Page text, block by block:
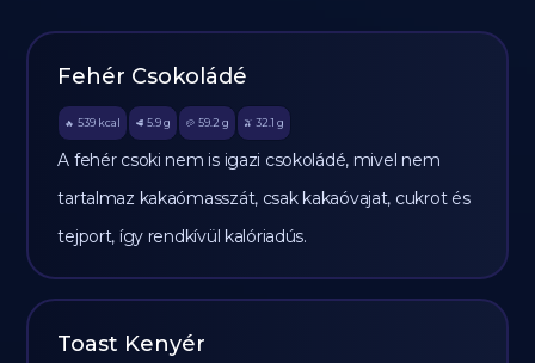
Fehér Csokoládé
🔥 539 kcal 🥩 5.9 g 🥔 59.2 g 🫒 32.1 g
A fehér csoki nem is igazi csokoládé, mivel nem
tartalmaz kakaómasszát, csak kakaóvajat, cukrot és
tejport, így rendkívül kalóriadús.
Toast Kenyér